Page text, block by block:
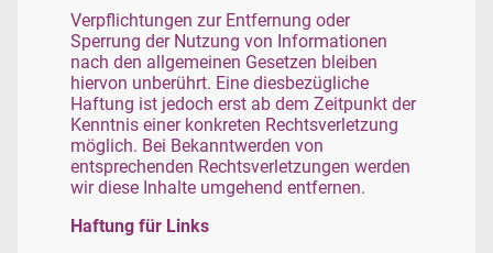
Verpflichtungen zur Entfernung oder
Sperrung der Nutzung von Informationen
nach den allgemeinen Gesetzen bleiben
hiervon unberührt. Eine diesbezügliche
Haftung ist jedoch erst ab dem Zeitpunkt der
Kenntnis einer konkreten Rechtsverletzung
möglich. Bei Bekanntwerden von
entsprechenden Rechtsverletzungen werden
wir diese Inhalte umgehend entfernen.
Haftung für Links